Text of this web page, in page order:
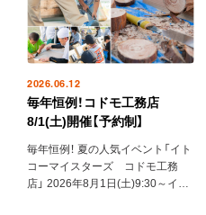
2026.06.12
毎年恒例！コドモ工務店
8/1(土)開催【予約制】
毎年恒例！ 夏の人気イベント「イト
コーマイスターズ コドモ工務
店」 2026年8月1日(土)9:30～イト